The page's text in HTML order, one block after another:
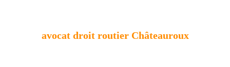
avocat droit routier Châteauroux